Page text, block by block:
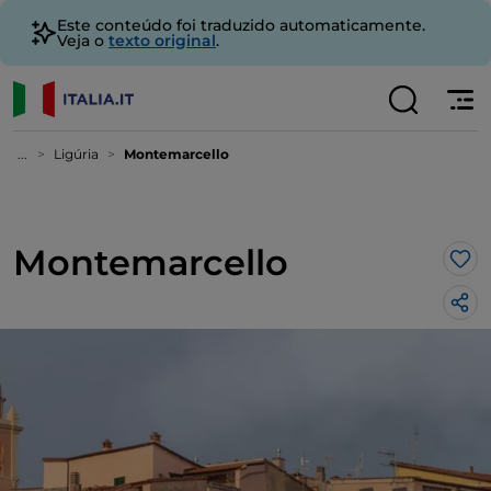
Este conteúdo foi traduzido automaticamente.
Veja o texto original.
... Ligúria Montemarcello
Montemarcello